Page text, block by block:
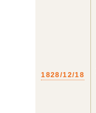
1828/12/18